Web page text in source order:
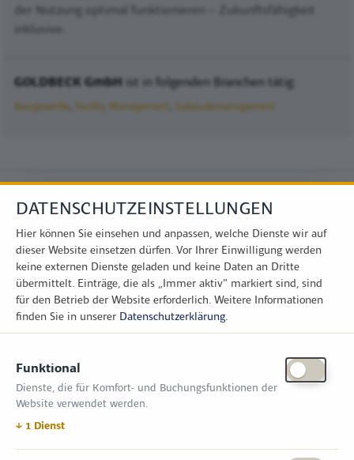
der Nutzung optimal funktionieren – Zukunftsfähigkeit
inklusive.
GOLDBECK GmbH ist in folgenden Branchen tätig:
Baugewerbe Facility Management Gebäudemanagement
Zimper Media GmbH
Reinhardtstr. 31, 10117 Berlin
Tel.: +49 (0) 30 814 50 12 600
office@kommunal.de
DATENSCHUTZEINSTELLUNGEN
Hier können Sie einsehen und anpassen, welche Dienste wir auf
dieser Website einsetzen dürfen. Vor Ihrer Einwilligung werden
keine externen Dienste geladen und keine Daten an Dritte
übermittelt. Einträge, die als „Immer aktiv" markiert sind, sind
für den Betrieb der Website erforderlich. Weitere Informationen
finden Sie in unserer Datenschutzerklärung.
Funktional
Dienste, die für Komfort- und Buchungsfunktionen der
Website verwendet werden.
↓ 1 Dienst